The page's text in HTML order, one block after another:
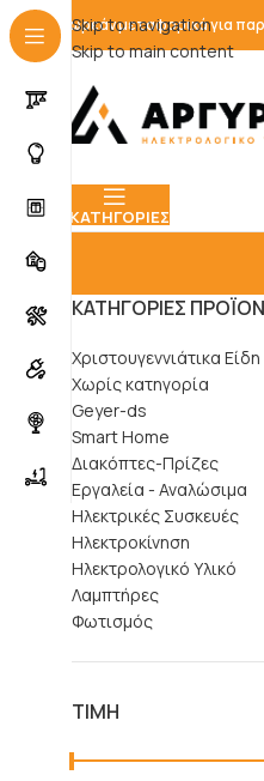
Skip to navigation
Skip to main content
Δωρεάν μεταφορικά για
ΚΑΤΗΓΟΡΊΕΣ
ΚΑΤΗΓΟΡΊΕΣ
Χριστουγεννιάτικα Είδη
Χωρίς κατηγορία
Geyer-ds
Smart Home
Διακόπτες-Πρίζες
Εργαλεία - Αναλώσιμα
Ηλεκτρικές Συσκευές
Ηλεκτροκίνηση
Ηλεκτρολογικό Υλικό
Λαμπτήρες
Φωτισμός
ΤΙΜΉ